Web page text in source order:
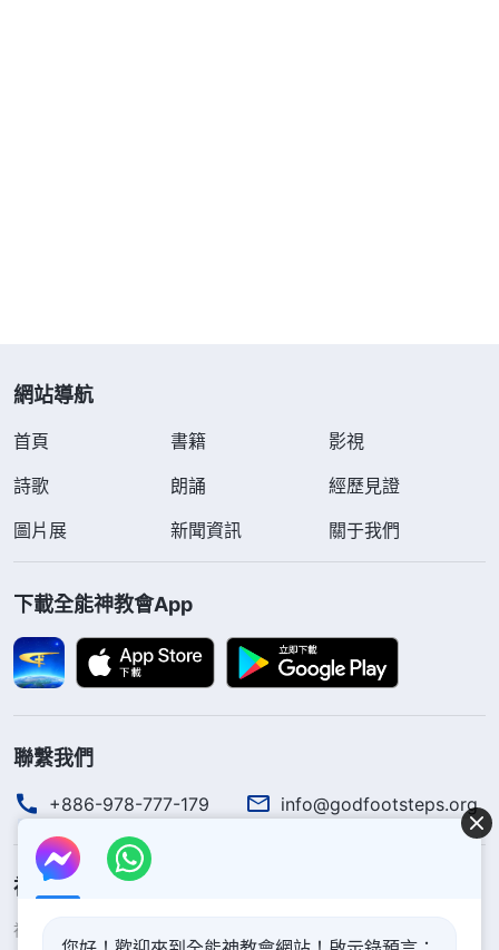
些老掉牙的東西呢！這也不是在交通對主話的經歷、
的話啊！我回來聚會已有一個多月了，可是我什麽收
穫也没得着，越聽靈裏越枯乾，再這樣信下去不得渴
死、餓死嗎，還上哪得生命啊！我越想心裏越難受。
想：王姊妹給的《審判從神家起首》那本書上説人不
能狂妄、高舉自己，當尊神為大、尊神為高，可這些
講道人都在見證自己、尊自己為高，讓人仰望崇拜，
看來還是那書上的話説得對呀！回到家，等晚上没人
時，我又拿出《審判從神家起首》這本書來看，越看
心裏越亮堂，覺得還是這些話能讓我生命得供應啊。
我在心裏琢磨：這麽好的書，牧師為什麽就不讓我們
看呢？牧師總説為我的生命負責，但他們講道就知道
見證自己，也没講怎麽讓我得生命啊？想想以往我軟
網站導航
首頁 書籍
影視
詩歌
朗誦
經歷見證
圖片展
新聞資訊 關于我們
下載全能神教會App
聯繫我們
+886-978-777-179 info@godfootsteps.org
神的國度降臨了
神的國度已經降臨在人間！你想進入神的國度嗎？